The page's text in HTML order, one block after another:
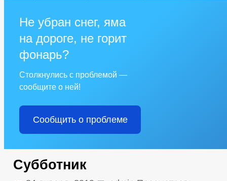
Не убран снег, яма
на дороге, не горит
фонарь?
Столкнулись с проблемой —
сообщите о ней!
Сообщить о проблеме
Субботник